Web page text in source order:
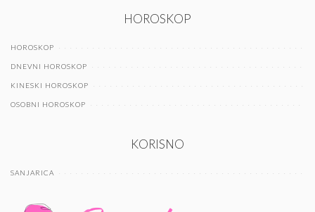
HOROSKOP
HOROSKOP
DNEVNI HOROSKOP
KINESKI HOROSKOP
OSOBNI HOROSKOP
KORISNO
SANJARICA